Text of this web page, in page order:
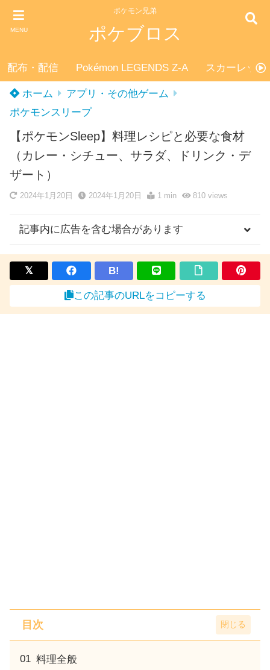
MENU
ポケモン兄弟
ポケブロス
配布・配信 Pokémon LEGENDS Z-A スカーレッ
ホーム
アプリ・その他ゲーム
ポケモンスリープ
【ポケモンSleep】料理レシピと必要な食材
（カレー・シチュー、サラダ、ドリンク・デ
ザート）
2024年1月20日 2024年1月20日 1 min 810views
記事内に広告を含む場合があります
B!
この記事のURLをコピーする
目次
料理全般